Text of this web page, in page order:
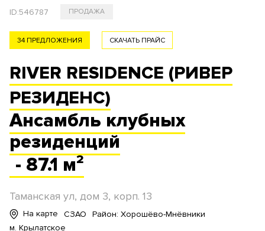
ID:546787 ПРОДАЖА
СКАЧАТЬ ПРАЙС
34 ПРЕДЛОЖЕНИЯ
RIVER RESIDENCE (РИВЕР
РЕЗИДЕНС)
Ансамбль клубных
резиденций
- 87.1 м²
Таманская ул, дом 3, корп. 13
На карте СЗАО
Район: Хорошёво-Мнёвники
м. Крылатское